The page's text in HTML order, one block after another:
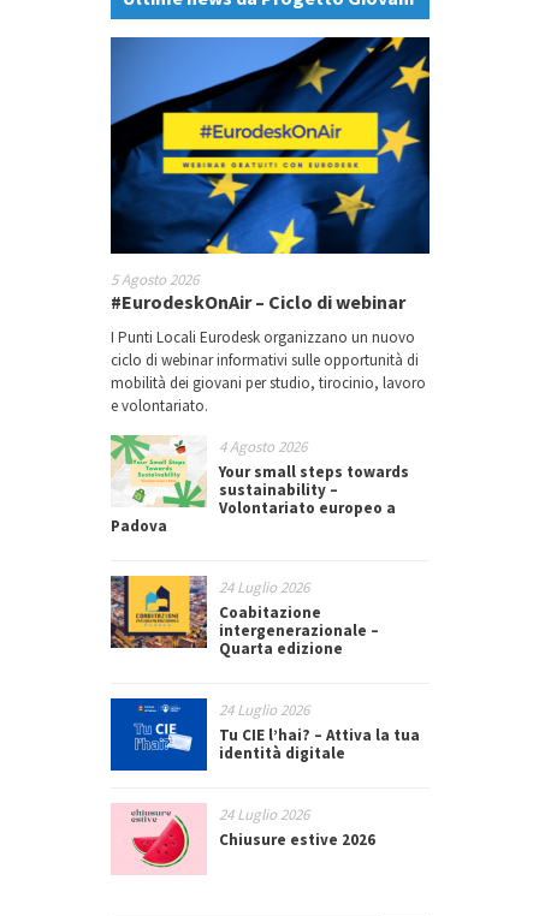
5 Agosto 2026
#EurodeskOnAir – Ciclo di webinar
I Punti Locali Eurodesk organizzano un nuovo
ciclo di webinar informativi sulle opportunità di
mobilità dei giovani per studio, tirocinio, lavoro
e volontariato.
4 Agosto 2026
Your small steps towards
sustainability –
Volontariato europeo a
Padova
24 Luglio 2026
Coabitazione
intergenerazionale –
Quarta edizione
24 Luglio 2026
Tu CIE l’hai? – Attiva la tua
identità digitale
24 Luglio 2026
Chiusure estive 2026